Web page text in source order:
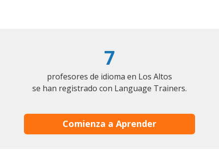
7
profesores de idioma en Los Altos
se han registrado con Language Trainers.
Comienza a Aprender